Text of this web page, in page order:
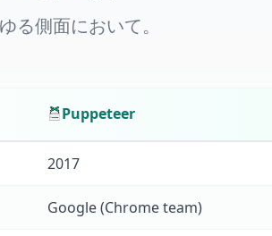
る側面において。
Puppeteer
2017
Google (Chrome team)